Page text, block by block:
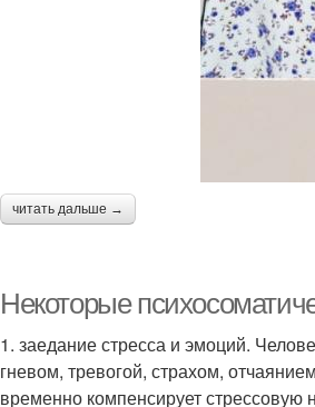
читать дальше →
Некоторые
1. заедание стресса и эмоций.
гневом, тревогой, страхом,
временно компенсирует стрессовую